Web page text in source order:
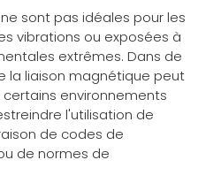
sont pas idéales pour les
vibrations ou exposées à
extrêmes. Dans de
la liaison magnétique peut
environnements
l'utilisation de
de codes de
de normes de